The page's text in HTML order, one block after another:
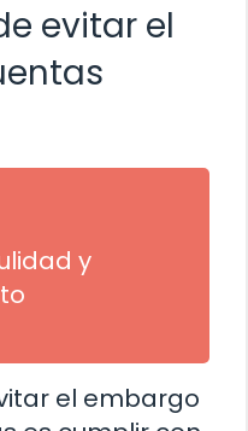
evitar el
y
el embargo